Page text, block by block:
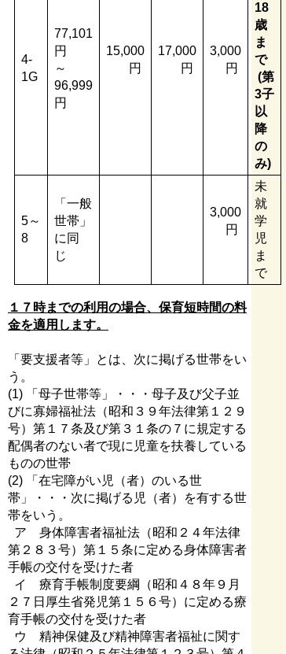
4-
1G
77,101
円
～
96,999
円
15,000
円
17,000
円
3,000
円
18
歳
ま
で
(第
3子
以
降
の
み)
5～
8
「一般
世帯」
に同
じ
3,000
円
未
就
学
児
ま
で
１７時までの利用の場合、保育短時間の料
金を適用します。
「要支援者等」とは、次に掲げる世帯をい
う。
(1) 「母子世帯等」・・・母子及び父子並
びに寡婦福祉法（昭和３９年法律第１２９
号）第１７条及び第３１条の７に規定する
配偶者のない者で現に児童を扶養している
ものの世帯
(2) 「在宅障がい児（者）のいる世
帯」・・・次に掲げる児（者）を有する世
帯をいう。
ア 身体障害者福祉法（昭和２４年法律
第２８３号）第１５条に定める身体障害者
手帳の交付を受けた者
イ 療育手帳制度要綱（昭和４８年９月
２７日厚生省発児第１５６号）に定める療
育手帳の交付を受けた者
ウ 精神保健及び精神障害者福祉に関す